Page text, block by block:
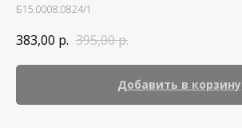
Б15.0008.0824/1
383,00 р. 395,00р.
Добавить в корзину